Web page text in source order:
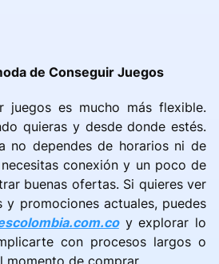
de Conseguir Juegos
juegos es mucho más flexible.
quieras y desde donde estés.
no dependes de horarios ni de
conexión y un poco de
buenas ofertas. Si quieres ver
y promociones actuales, puedes
y explorar lo
con procesos largos o